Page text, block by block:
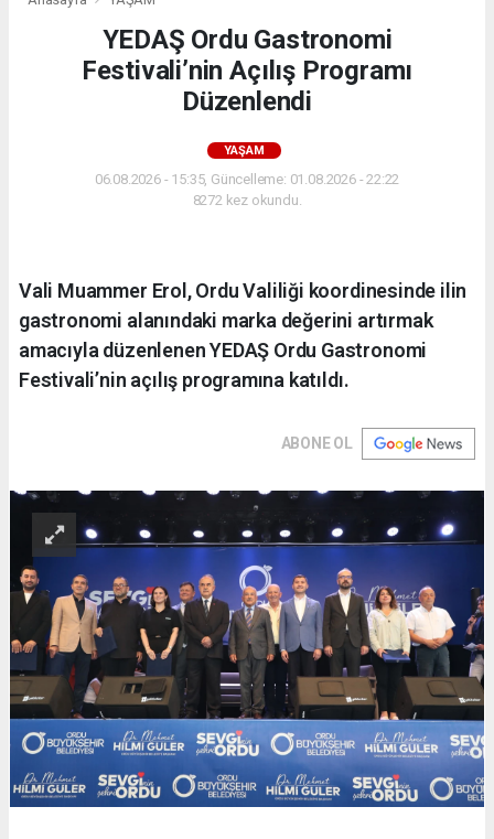
YEDAŞ Ordu Gastronomi
Festivali’nin Açılış Programı
Düzenlendi
YAŞAM
06.08.2026 - 15:35, Güncelleme: 01.08.2026 - 22:22
8272 kez okundu.
Vali Muammer Erol, Ordu Valiliği koordinesinde ilin
gastronomi alanındaki marka değerini artırmak
amacıyla düzenlenen YEDAŞ Ordu Gastronomi
Festivali’nin açılış programına katıldı.
ABONE OL